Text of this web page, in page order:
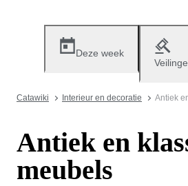
Deze week
Catawiki Interieur en decoratie Antiek
Antiek en
meubels